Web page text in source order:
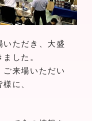
いただき、大盛
した。
ご来場いただい
に、